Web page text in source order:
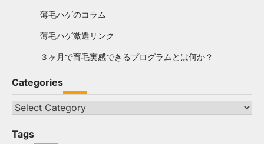
薄毛ハゲのコラム
薄毛ハゲ激選リンク
３ヶ月で育毛実感できるプログラムとは何か？
Categories
Categories
Tags